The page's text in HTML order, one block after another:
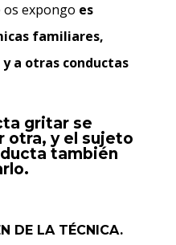
expongo es
familiares,
a otras conductas
gritar se
otra, y el sujeto
también
DE LA TÉCNICA.